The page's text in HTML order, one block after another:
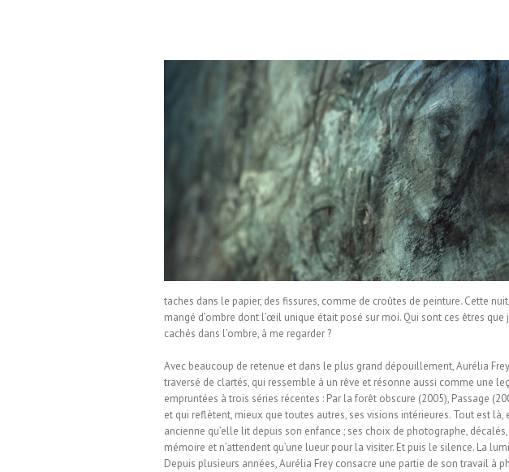
taches dans le papier, des fissures, comme de croûtes de peinture. Cette
mangé d’ombre dont l’œil unique était posé sur moi. Qui sont ces êtres
cachés dans l’ombre, à me regarder ?
Avec beaucoup de retenue et dans le plus grand dépouillement, Aurélia
traversé de clartés, qui ressemble à un rêve et résonne aussi comme une
empruntées à trois séries récentes : Par la forêt obscure (2005), Passage
et qui reflètent, mieux que toutes autres, ses visions intérieures. Tout est
ancienne qu’elle lit depuis son enfance ; ses choix de photographe,
mémoire et n’attendent qu’une lueur pour la visiter. Et puis le silence. La
Depuis plusieurs années, Aurélia Frey consacre une partie de son travail à